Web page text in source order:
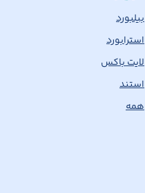
بیلبورد
استرابورد
لایت باکس
استند
همه